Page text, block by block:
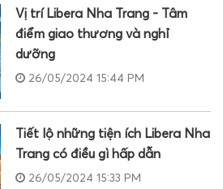
Vị trí Libera Nha Trang - Tâm
điểm giao thương và nghỉ
dưỡng
26/05/2024 15:44 PM
Tiết lộ những tiện ích Libera Nha
Trang có điều gì hấp dẫn
26/05/2024 15:33 PM